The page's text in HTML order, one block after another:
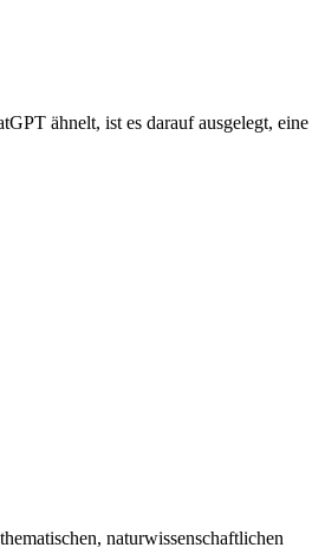
ähnelt, ist es darauf ausgelegt, eine
naturwissenschaftlichen